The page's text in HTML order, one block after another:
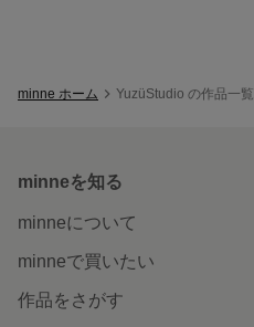
minne ホーム YuzüStudio の作品一覧
minneを知る
minneについて
minneで買いたい
作品をさがす